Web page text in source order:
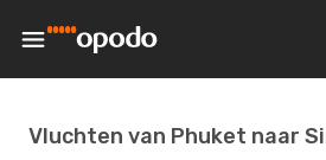
Vluchten van Phuket naar